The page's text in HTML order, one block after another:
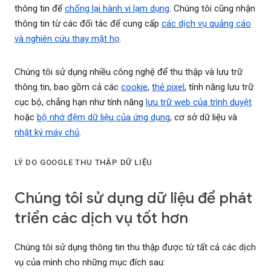
thông tin để chống lại hành vi lạm dụng. Chúng tôi cũng nhận
thông tin từ các đối tác để cung cấp các dịch vụ quảng cáo
và nghiên cứu thay mặt họ.
Chúng tôi sử dụng nhiều công nghệ để thu thập và lưu trữ
thông tin, bao gồm cả các cookie, thẻ pixel, tính năng lưu trữ
cục bộ, chẳng hạn như tính năng lưu trữ web của trình duyệt
hoặc bộ nhớ đệm dữ liệu của ứng dụng, cơ sở dữ liệu và
nhật ký máy chủ.
LÝ DO GOOGLE THU THẬP DỮ LIỆU
Chúng tôi sử dụng dữ liệu để phát
triển các dịch vụ tốt hơn
Chúng tôi sử dụng thông tin thu thập được từ tất cả các dịch
vụ của mình cho những mục đích sau: